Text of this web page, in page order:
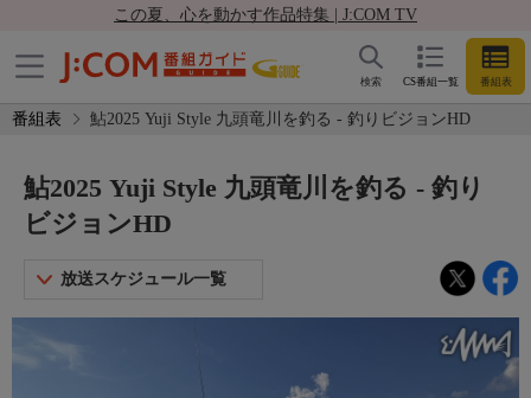
この夏、心を動かす作品特集 | J:COM TV
CS番組一覧 番組表
検索
番組表 鮎2025 Yuji Style 九頭竜川を釣る - 釣りビジョンHD
鮎2025 Yuji Style 九頭竜川を釣る - 釣り
ビジョンHD
放送スケジュール一覧